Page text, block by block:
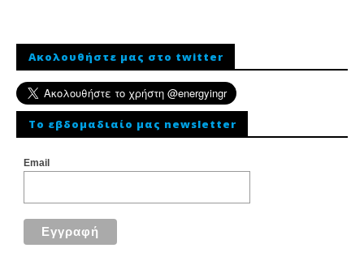
Ακολουθήστε μας στο twitter
To εβδομαδιαίο μας newsletter
Email